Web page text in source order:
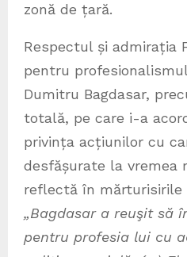
zonă de țară.
Respectul și admirația
pentru
Dumitru Bagdasar,
totală, pe care i-a
privința acțiunilor cu
desfășurate la vremea
reflectă în mărturisirile
„Bagdasar a reuşit să
pentru profesia lui cu